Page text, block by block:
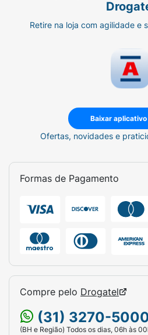
Retire na loja com agilidade e
Baixar
Ofertas, novidades e
Formas de Pagamento
Compre pelo Drogatel
(31) 3270-
(BH e Região) Todos os dias, 06h às